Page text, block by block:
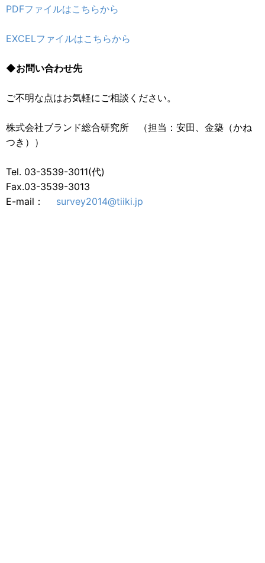
PDFファイルはこちらから
EXCELファイルはこちらから
◆お問い合わせ先
ご不明な点はお気軽にご相談ください。
株式会社ブランド総合研究所 （担当：安田、金築（かね
つき））
Tel. 03-3539-3011(代)
Fax.03-3539-3013
E-mail： survey2014@tiiki.jp